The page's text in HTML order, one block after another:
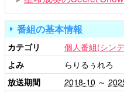
番組の基本情報
カテゴリ
個人番組(シン
よみ
らりるぅれろ
放送期間
2018-10 ～